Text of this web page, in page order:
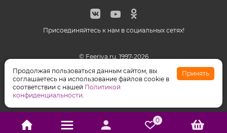
Присоединяйтесь к нам в социальных сетях!
© Feeriya.ru, 1997-2026
WhatsApp принадлежат компании Meta, признанной
экстремистской организацией на территории РФ
Продолжая пользоваться данным сайтом, вы
соглашаетесь на использование файлов cookie в
соответствии с нашей Политикой
конфиденциальности.
Принять
0